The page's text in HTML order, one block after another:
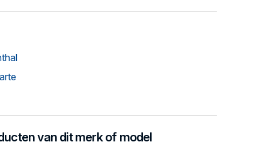
van dit merk of model